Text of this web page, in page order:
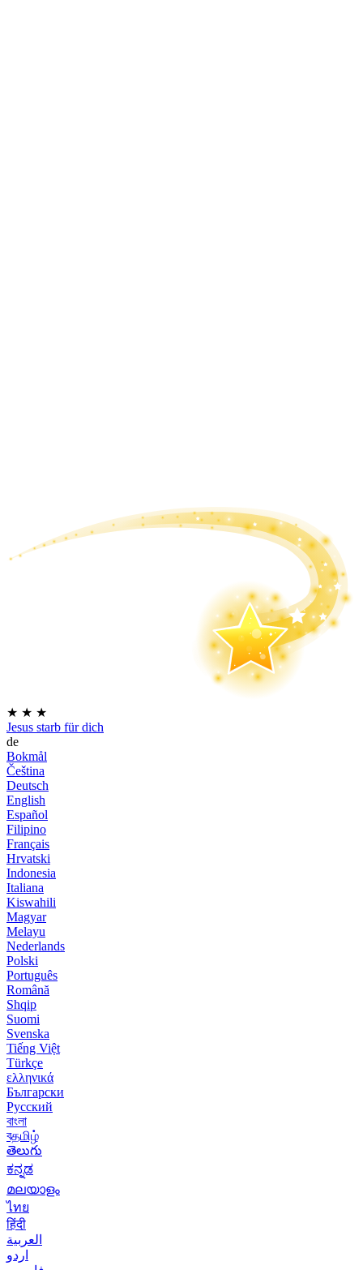
★ ★ ★
Jesus starb für dich
de
Bokmål
Čeština
Deutsch
English
Español
Filipino
Français
Hrvatski
Indonesia
Italiana
Kiswahili
Magyar
Melayu
Nederlands
Polski
Português
Română
Shqip
Suomi
Svenska
Tiếng Việt
Türkçe
ελληνικά
Български
Русский
বাংলা
বதமிழ்
తెలుగు
ಕನ್ನಡ
മലയാളം
ไทย
हिंदी
العربية
اردو